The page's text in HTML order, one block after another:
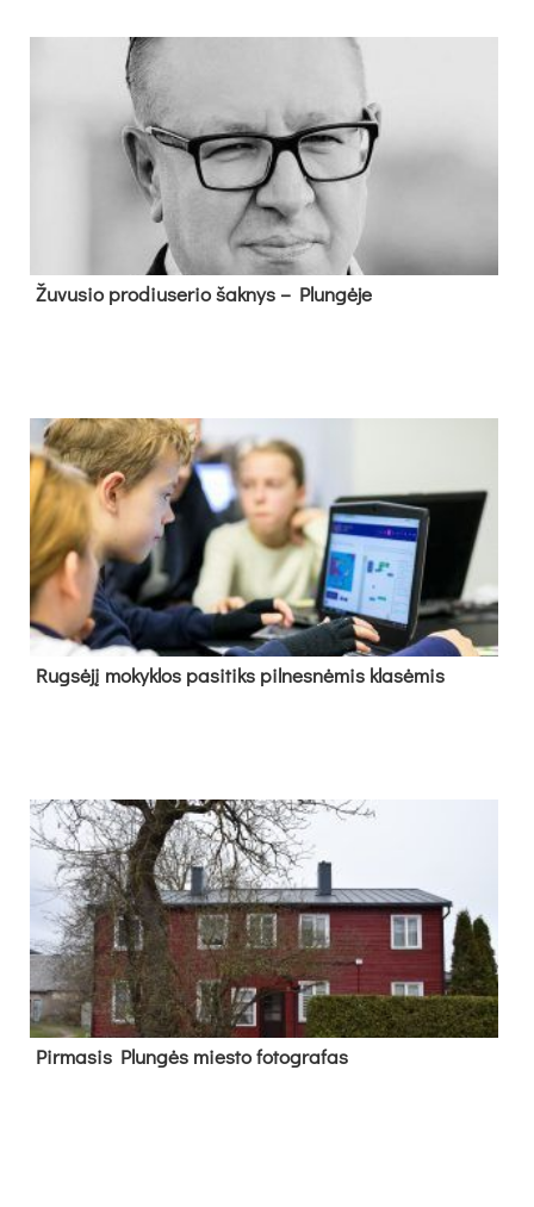
Žu­vu­sio pro­diu­se­rio šak­nys – Plun­gė­je
Rug­sė­jį mo­kyk­los pa­si­tiks pil­nes­nė­mis kla­sė­mis
Pir­ma­sis Plun­gės mies­to fo­tog­ra­fas